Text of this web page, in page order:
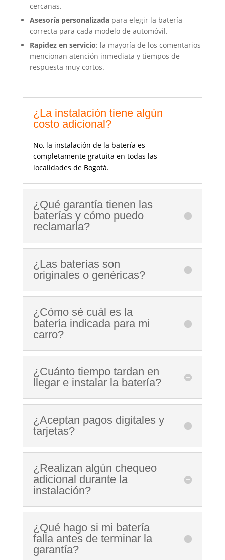
cercanas.
Asesoría personalizada para elegir la batería
correcta para cada modelo de automóvil.
Rapidez en servicio: la mayoría de los comentarios
mencionan atención inmediata y tiempos de
respuesta muy cortos.
¿La instalación tiene algún
costo adicional?
No, la instalación de la batería es
completamente gratuita en todas las
localidades de Bogotá.
¿Qué garantía tienen las
baterías y cómo puedo
reclamarla?
¿Las baterías son
originales o genéricas?
¿Cómo sé cuál es la
batería indicada para mi
carro?
¿Cuánto tiempo tardan en
llegar e instalar la batería?
¿Aceptan pagos digitales y
tarjetas?
¿Realizan algún chequeo
adicional durante la
instalación?
¿Qué hago si mi batería
falla antes de terminar la
garantía?